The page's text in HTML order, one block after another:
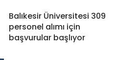
Balıkesir Üniversitesi 309
personel alımı için
başvurular başlıyor